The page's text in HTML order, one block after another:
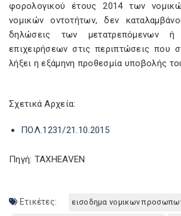
φορολογικού έτους 2014 των
νομικών οντοτήτων, δεν
δηλώσεις των μετατρεπόμενων ή
επιχειρήσεων στις περιπτώσεις που
λήξει η εξάμηνη προθεσμία υποβολής
Σχετικά Αρχεία:
ΠΟΛ.1231/21.10.2015
Πηγή: TAXHEAVEN
Ετικέτες: εισοδημα νομικων